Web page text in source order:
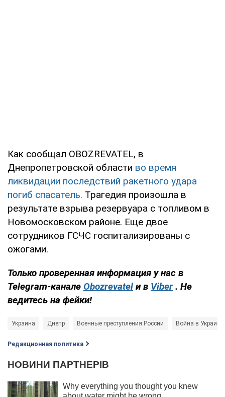
Как сообщал OBOZREVATEL, в
Днепропетровской области во время
ликвидации последствий ракетного удара
погиб спасатель. Трагедия произошла в
результате взрыва резервуара с топливом в
Новомосковском районе. Еще двое
сотрудников ГСЧС госпитализированы с
ожогами.
Только проверенная информация у нас в
Telegram-канале Obozrevatel и в Viber . Не
ведитесь на фейки!
Украина Днепр Военные преступления России Война в Украине
Редакционная политика